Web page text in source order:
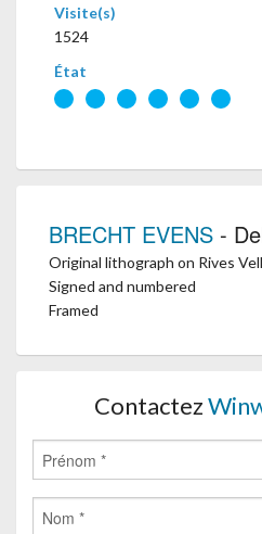
Visite(s)
1524
État
BRECHT EVENS -
Original lithograph on Rives
Signed and numbered
Framed
Contactez